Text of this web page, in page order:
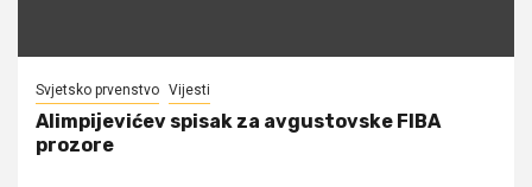
Svjetsko prvenstvo Vijesti
Alimpijevićev spisak za avgustovske FIBA
prozore